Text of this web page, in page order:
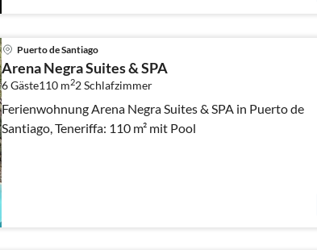
Puerto de Santiago
Arena Negra Suites & SPA
6 Gäste110 m22Schlafzimmer
Ferienwohnung Arena Negra Suites & SPA in Puerto de
Santiago, Teneriffa: 110 m² mit Pool